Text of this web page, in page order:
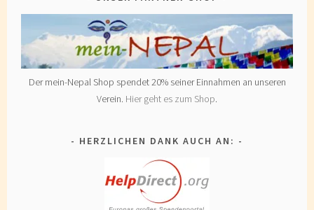
Der mein-Nepal Shop spendet 20% seiner Einnahmen an unseren
Verein. Hier geht es zum Shop.
HERZLICHEN DANK AUCH AN: